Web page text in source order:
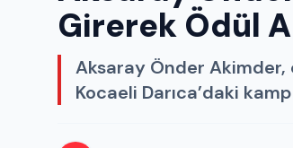
Girerek Ödül
Aksaray Önder Akimder,
Kocaeli Darıca’daki